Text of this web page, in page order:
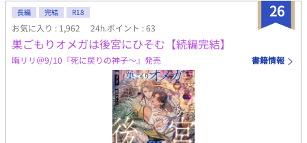
じる。 「弟をベタベタに可愛がって死ぬまで仲良く暮らさないと
地獄に落とす」 十二歳に戻ったレオンハルトは仕方なく、ぎこち
なくも弟とスキンシップを取り始めた。 結果カインは堂々とした
ブラコンに成長し天才と呼ばれるカインに慕われるレオンハルト
の評価も上がっていくが……？ FANBOXの方にたまに短編など投
26
長編 完結 R18
お気に入り : 1,962 24h.ポイント : 63
巣ごもりオメガは後宮にひそむ【続編完結】
晦リリ＠9/10『死に戻りの神子～』発売 書籍情報